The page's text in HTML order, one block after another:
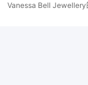
Vanessa Bell Jewellery